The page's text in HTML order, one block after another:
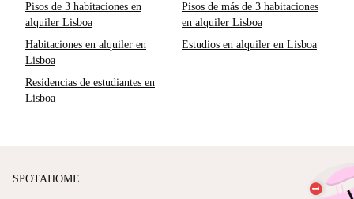
Pisos de 3 habitaciones en
alquiler Lisboa
Pisos de más de 3 habitaciones
en alquiler Lisboa
Habitaciones en alquiler en
Lisboa
Estudios en alquiler en Lisboa
Residencias de estudiantes en
Lisboa
SPOTAHOME